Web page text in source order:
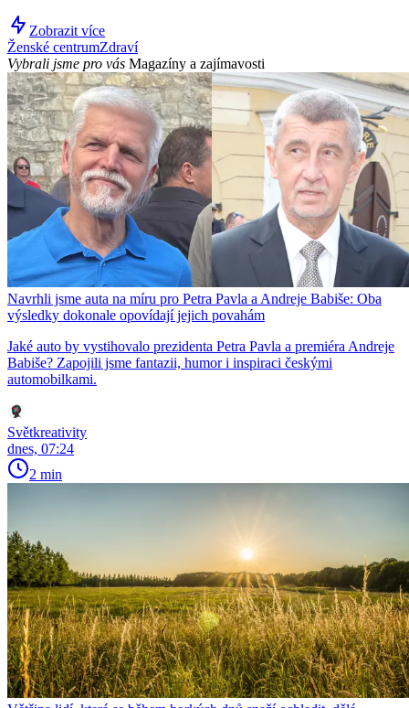
Zobrazit více
Ženské centrumZdraví
Vybrali jsme pro vás Magazíny a zajímavosti
Navrhli jsme auta na míru pro Petra Pavla a Andreje Babiše: Oba
výsledky dokonale opovídají jejich povahám
Jaké auto by vystihovalo prezidenta Petra Pavla a premiéra Andreje
Babiše? Zapojili jsme fantazii, humor i inspiraci českými
automobilkami.
Světkreativity
dnes, 07:24
2 min